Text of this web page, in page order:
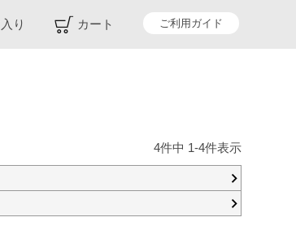
り カート ご利用ガイド
4件中 1-4件表示